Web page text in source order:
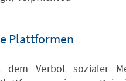
Plattformen
dem Verbot sozialer